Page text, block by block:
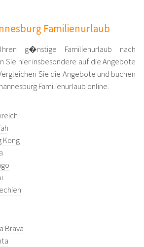
Familienurlaub
g�nstige Familienurlaub nach
Sie hier insbesondere auf die Angebote
Sie die Angebote und buchen
Familienurlaub online.
Kong
Brava